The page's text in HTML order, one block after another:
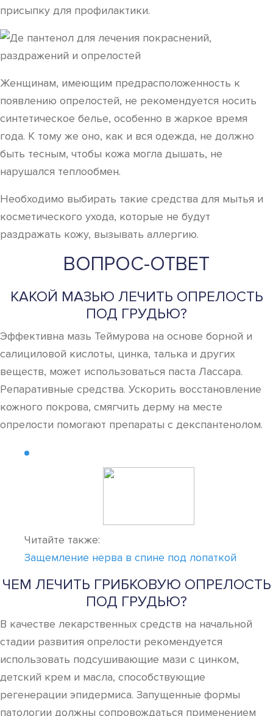
присыпку для профилактики.
Женщинам, имеющим предрасположенность к
появлению опрелостей, не рекомендуется носить
синтетическое белье, особенно в жаркое время
года. К тому же оно, как и вся одежда, не должно
быть тесным, чтобы кожа могла дышать, не
нарушался теплообмен.
Необходимо выбирать такие средства для мытья и
косметического ухода, которые не будут
раздражать кожу, вызывать аллергию.
ВОПРОС-ОТВЕТ
КАКОЙ МАЗЬЮ ЛЕЧИТЬ ОПРЕЛОСТЬ
ПОД ГРУДЬЮ?
Эффективна мазь Теймурова на основе борной и
салициловой кислоты, цинка, талька и других
веществ, может использоваться паста Лассара.
Репаративные средства. Ускорить восстановление
кожного покрова, смягчить дерму на месте
опрелости помогают препараты с декспантенолом.
Читайте также:
Защемление нерва в спине под лопаткой
ЧЕМ ЛЕЧИТЬ ГРИБКОВУЮ ОПРЕЛОСТЬ
ПОД ГРУДЬЮ?
В качестве лекарственных средств на начальной
стадии развития опрелости рекомендуется
использовать подсушивающие мази с цинком,
детский крем и масла, способствующие
регенерации эпидермиса. Запущенные формы
патологии должны сопровождаться применением